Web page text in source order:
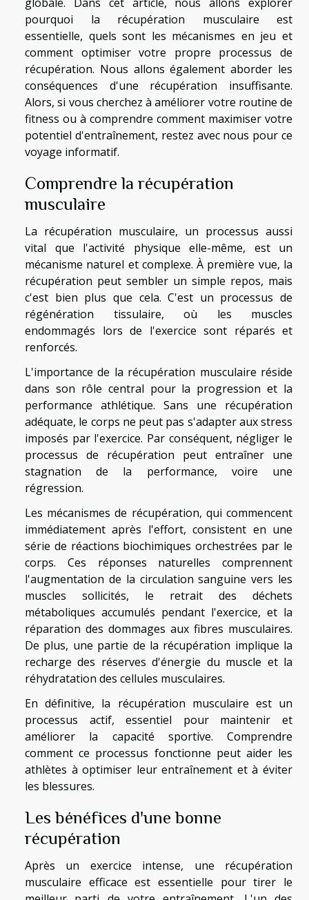
pourquoi la récupération musculaire est
essentielle, quels sont les mécanismes en jeu et
comment optimiser votre propre processus de
récupération. Nous allons également aborder les
conséquences d'une récupération insuffisante.
Alors, si vous cherchez à améliorer votre routine de
fitness ou à comprendre comment maximiser votre
potentiel d'entraînement, restez avec nous pour ce
voyage informatif.
Comprendre la récupération
musculaire
La récupération musculaire, un processus aussi
vital que l'activité physique elle-même, est un
mécanisme naturel et complexe. À première vue, la
récupération peut sembler un simple repos, mais
c'est bien plus que cela. C'est un processus de
régénération tissulaire, où les muscles
endommagés lors de l'exercice sont réparés et
renforcés.
L'importance de la récupération musculaire réside
dans son rôle central pour la progression et la
performance athlétique. Sans une récupération
adéquate, le corps ne peut pas s'adapter aux stress
imposés par l'exercice. Par conséquent, négliger le
processus de récupération peut entraîner une
stagnation de la performance, voire une
régression.
Les mécanismes de récupération, qui commencent
immédiatement après l'effort, consistent en une
série de réactions biochimiques orchestrées par le
corps. Ces réponses naturelles comprennent
l'augmentation de la circulation sanguine vers les
muscles sollicités, le retrait des déchets
métaboliques accumulés pendant l'exercice, et la
réparation des dommages aux fibres musculaires.
De plus, une partie de la récupération implique la
recharge des réserves d'énergie du muscle et la
réhydratation des cellules musculaires.
En définitive, la récupération musculaire est un
processus actif, essentiel pour maintenir et
améliorer la capacité sportive. Comprendre
comment ce processus fonctionne peut aider les
athlètes à optimiser leur entraînement et à éviter
les blessures.
Les bénéfices d'une bonne
récupération
Après un exercice intense, une récupération
musculaire efficace est essentielle pour tirer le